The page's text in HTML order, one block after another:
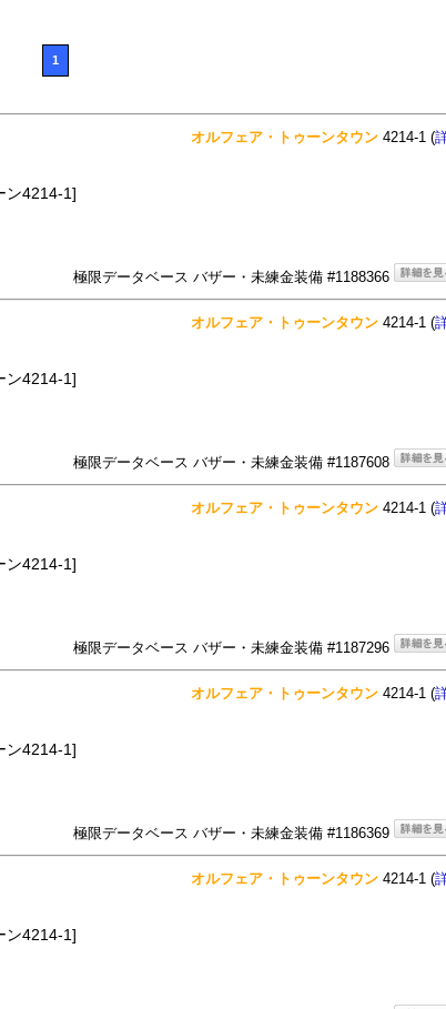
1
オルフェア・トゥーンタウン 4214-1 (
ン4214-1]
極限データベース バザー・未練金装備 #1188366
オルフェア・トゥーンタウン 4214-1 (
ン4214-1]
極限データベース バザー・未練金装備 #1187608
オルフェア・トゥーンタウン 4214-1 (
ン4214-1]
極限データベース バザー・未練金装備 #1187296
オルフェア・トゥーンタウン 4214-1 (
ン4214-1]
極限データベース バザー・未練金装備 #1186369
オルフェア・トゥーンタウン 4214-1 (
ン4214-1]